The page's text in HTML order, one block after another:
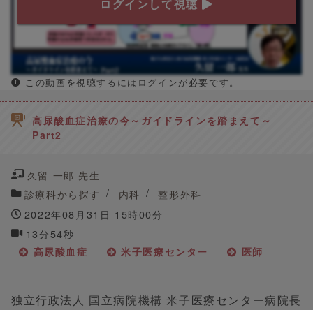
ログインして視聴
この動画を視聴するにはログインが必要です。
高尿酸血症治療の今～ガイドラインを踏まえて～
Part2
久留 一郎 先生
診療科から探す
内科
整形外科
2022年08月31日 15時00分
13分54秒
高尿酸血症 米子医療センター 医師
独立行政法人 国立病院機構 米子医療センター病院長